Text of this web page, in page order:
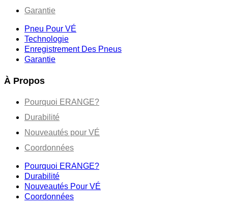
Garantie
Pneu Pour VÉ
Technologie
Enregistrement Des Pneus
Garantie
À Propos
Pourquoi ERANGE?
Durabilité
Nouveautés pour VÉ
Coordonnées
Pourquoi ERANGE?
Durabilité
Nouveautés Pour VÉ
Coordonnées